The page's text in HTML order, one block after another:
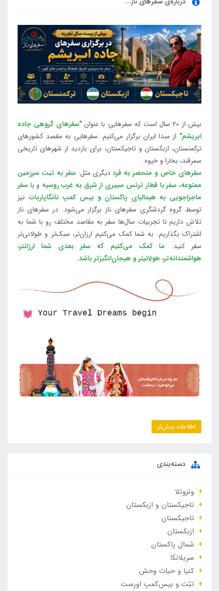
بیش از 20 سال است که سفرهایی با عنوان
"سفرهای گروهی جاده
ابریشم" از مبدا ایران برگزار می‌کنیم. سفرهایی به مقصد کشورهای
ترکمنستان، ازبکستان و تاجیکستان، برای بازدید از شهرهای تاریخی
سمرقند، بخارا و خیوه.
سفرهای خاص و منحصر به فرددیگری مثل:سفر به تبت سرزمین
ممنوعه، سفر با قطار ترنس سیبری از شرق به غرب روسیه و یا سفر
ماجراجویی به هیمالیای پاکستان و بیس کمپ نانگاپاربات نیز
توسط گروه گردشگری سفرهای ناز برگزار می‌شود. در سفرهای ناز
تلاش داریم تا تجربیات سال‌ها سفر به مقاصد مختلف رو با شما به
اشتراک بگذاریم. به شما کمک می‌کنیم ارزان‌تر، سبک‌تر و طولانی‌تر
سفر کنید. ما کمک می‌کنیم که سفر بعدی شما ارزانتر،
هواشمندانه‌تر، طولانی‎تر و هیجان‌انگیزتر باشد.
اطلاعات بیش‌تر
دسته‌بندی
ونزوئلا
تاجیکستان و ازبکستان
تاجیکستان
ازبکستان
شمال پاکستان
سریلانکا
کنیا و حیات وحش
تبّت و بیس‌کمپ اورست